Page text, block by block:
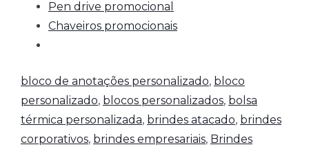
Pen drive promocional
Chaveiros promocionais
bloco de anotações personalizado, bloco
personalizado, blocos personalizados, bolsa
térmica personalizada, brindes atacado, brindes
corporativos, brindes empresariais, Brindes